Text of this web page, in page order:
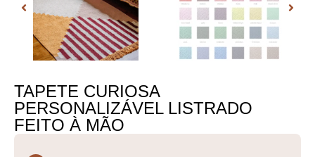
TAPETE CURIOSA
PERSONALIZÁVEL LISTRADO
FEITO À MÃO